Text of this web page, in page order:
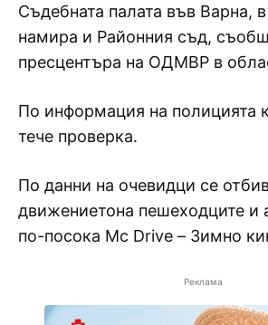
Съдебната палата във Варна,
намира и Районния съд,
пресцентъра на ОДМВР в
По информация на полицията
тече проверка.
По данни на очевидци се
движениетона пешеходците и
по-посока Мc Drive – Зимно
Реклама